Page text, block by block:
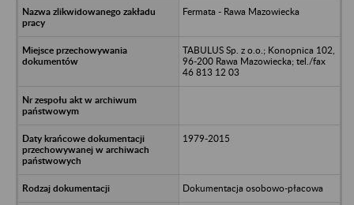
Fermata - Rawa Mazowiecka
TABULUS Sp. z o.o.; Konopnica 102,
96-200 Rawa Mazowiecka; tel./fax
46 813 12 03
1979-2015
Dokumentacja osobowo-płacowa